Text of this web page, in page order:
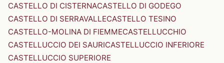
CASTELLO DI CISTERNACASTELLO DI GODEGO
CASTELLO DI SERRAVALLECASTELLO TESINO
CASTELLO-MOLINA DI FIEMMECASTELLUCCHIO
CASTELLUCCIO DEI SAURICASTELLUCCIO INFERIORE
CASTELLUCCIO SUPERIORE